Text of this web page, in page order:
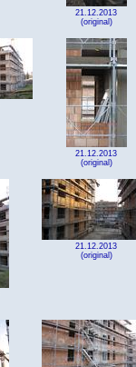
21.12.2013
(original)
21.12.2013
(original)
21.12.2013
(original)